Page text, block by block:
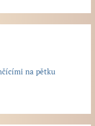
na pětku